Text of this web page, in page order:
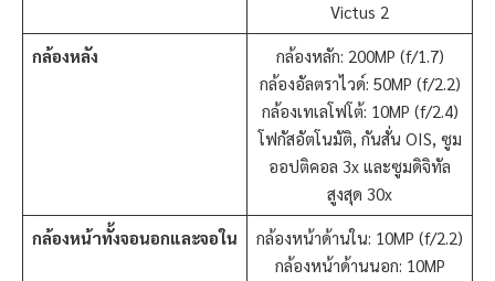
Victus 2
กล้องหลัง
กล้องหลัก: 200MP (f/1.7)
กล้องอัลตราไวด์: 50MP (f/2.2)
กล้องเทเลโฟโต้: 10MP (f/2.4)
โฟกัสอัตโนมัติ, กันสั่น OIS, ซูม
ออปติคอล 3x และซูมดิจิทัล
สูงสุด 30x
กล้องหน้าทั้งจอนอกและจอใน
กล้องหน้าด้านใน: 10MP (f/2.2)
กล้องหน้าด้านนอก: 10MP